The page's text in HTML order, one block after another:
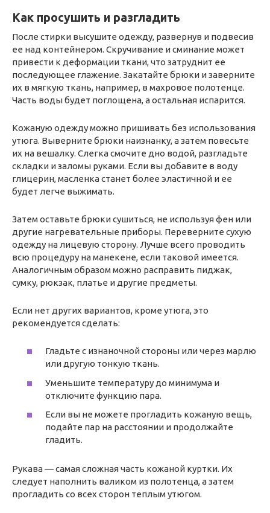
Как просушить и разгладить
После стирки высушите одежду, развернув и подвесив
ее над контейнером. Скручивание и сминание может
привести к деформации ткани, что затруднит ее
последующее глажение. Закатайте брюки и заверните
их в мягкую ткань, например, в махровое полотенце.
Часть воды будет поглощена, а остальная испарится.
Кожаную одежду можно пришивать без использования
утюга. Выверните брюки наизнанку, а затем повесьте
их на вешалку. Слегка смочите дно водой, разгладьте
складки и заломы руками. Если вы добавите в воду
глицерин, масленка станет более эластичной и ее
будет легче выжимать.
Затем оставьте брюки сушиться, не используя фен или
другие нагревательные приборы. Переверните сухую
одежду на лицевую сторону. Лучше всего проводить
всю процедуру на манекене, если таковой имеется.
Аналогичным образом можно расправить пиджак,
сумку, рюкзак, платье и другие предметы.
Если нет других вариантов, кроме утюга, это
рекомендуется сделать:
Гладьте с изнаночной стороны или через марлю
или другую тонкую ткань.
Уменьшите температуру до минимума и
отключите функцию пара.
Если вы не можете прогладить кожаную вещь,
подайте пар на расстоянии и продолжайте
гладить.
Рукава — самая сложная часть кожаной куртки. Их
следует наполнить валиком из полотенца, а затем
прогладить со всех сторон теплым утюгом.